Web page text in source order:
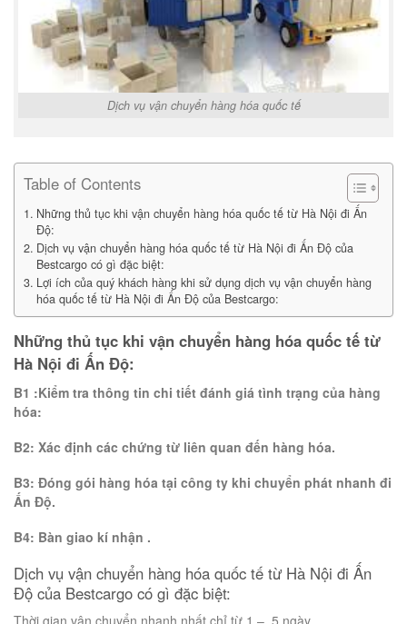
Dịch vụ vận chuyển hàng hóa quốc tế
Table of Contents
Những thủ tục khi vận chuyển hàng hóa quốc tế từ Hà Nội đi Ấn
Độ:
Dịch vụ vận chuyển hàng hóa quốc tế từ Hà Nội đi Ấn Độ của
Bestcargo có gì đặc biệt:
Lợi ích của quý khách hàng khi sử dụng dịch vụ vận chuyển hàng
hóa quốc tế từ Hà Nội đi Ấn Độ của Bestcargo:
Những thủ tục khi vận chuyển hàng hóa quốc tế từ
Hà Nội đi Ấn Độ:
B1 :Kiểm tra thông tin chi tiết đánh giá tình trạng của hàng
hóa:
B2: Xác định các chứng từ liên quan đến hàng hóa.
B3: Đóng gói hàng hóa tại công ty khi chuyển phát nhanh đi
Ấn Độ.
B4: Bàn giao kí nhận .
Dịch vụ vận chuyển hàng hóa quốc tế từ Hà Nội đi Ấn
Độ của Bestcargo có gì đặc biệt: